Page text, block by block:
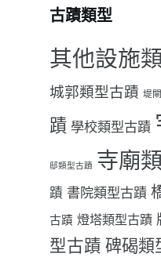
古蹟類型
其他設施
城郭類型古蹟 堤
蹟 學校類型古蹟
邸類型古蹟 寺廟
蹟 書院類型古蹟
古蹟 燈塔類型古蹟
型古蹟 碑碣類